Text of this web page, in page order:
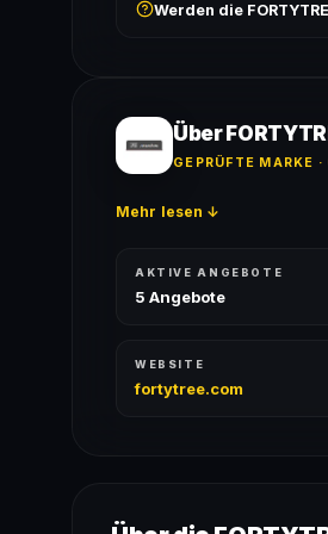
ausgeschlossen,
Werden die
Über
GEPRÜFTE MARKE
Mehr lesen ↓
AKTIVE ANGEBOTE
5 Angebote
WEBSITE
fortytree.com